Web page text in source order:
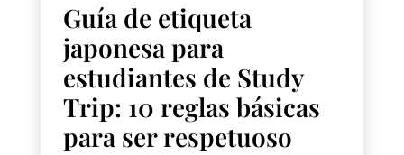
Guía de etiqueta
japonesa para
estudiantes de Study
Trip: 10 reglas básicas
para ser respetuoso